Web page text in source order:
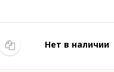
Нет в наличии